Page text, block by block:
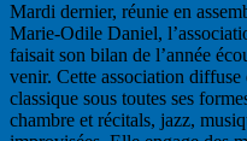
Mardi dernier, réunie en
Marie-Odile Daniel,
faisait son bilan de l’année
venir. Cette association
classique sous toutes ses
chambre et récitals, jazz,